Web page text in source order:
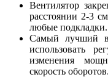
Вентилятор
расстоянии 2-3
любые подкладки.
Самый лучший
использовать
изменения
скорость оборотов.